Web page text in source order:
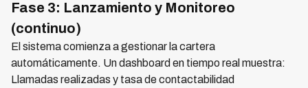
Fase 3: Lanzamiento y Monitoreo
(continuo)
El sistema comienza a gestionar la cartera
automáticamente. Un dashboard en tiempo real muestra:
Llamadas realizadas y tasa de contactabilidad